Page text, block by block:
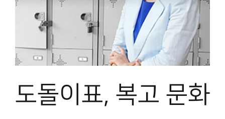
민속 인사이드
원문보기 PDF
박물관 홈페이지
도돌이표, 복고 문화